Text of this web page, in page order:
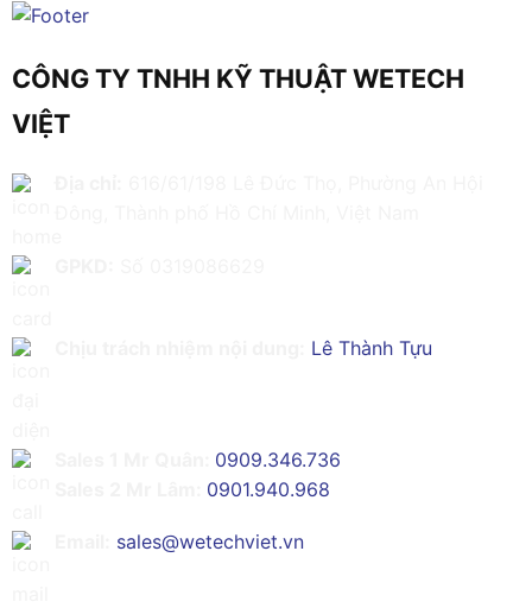
CÔNG TY TNHH KỸ THUẬT WETECH
VIỆT
Lê Thành Tựu
0909.346.736
0901.940.968
sales@wetechviet.vn